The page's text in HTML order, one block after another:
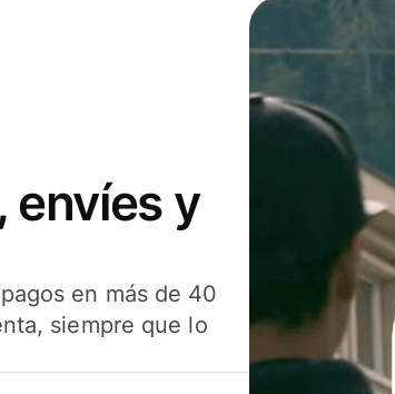
envíes y
en más de 40
siempre que lo